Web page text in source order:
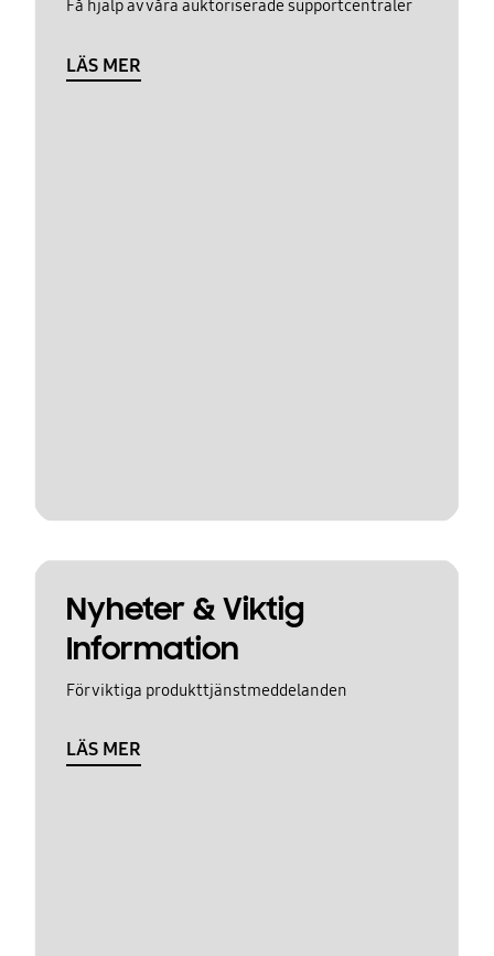
Få hjälp av våra auktoriserade supportcentraler
LÄS MER
Nyheter & Viktig
Information
För viktiga produkttjänstmeddelanden
LÄS MER